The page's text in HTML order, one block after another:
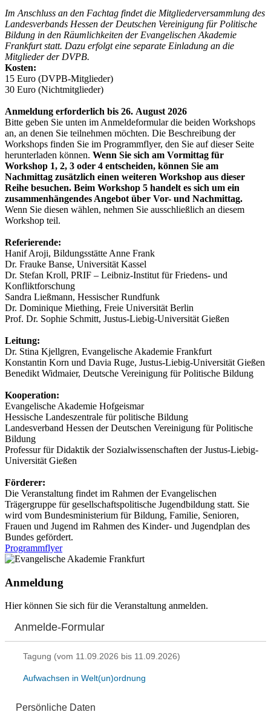
Im Anschluss an den Fachtag findet die Mitgliederversammlung des
Landesverbands Hessen der Deutschen Vereinigung für Politische
Bildung in den Räumlichkeiten der Evangelischen Akademie
Frankfurt statt. Dazu erfolgt eine separate Einladung an die
Mitglieder der DVPB.
Kosten:
15 Euro (DVPB-Mitglieder)
30 Euro (Nichtmitglieder)
Anmeldung erforderlich bis 26. August 2026
Bitte geben Sie unten im Anmeldeformular die beiden Workshops
an, an denen Sie teilnehmen möchten. Die Beschreibung der
Workshops finden Sie im Programmflyer, den Sie auf dieser Seite
herunterladen können. Wenn Sie sich am Vormittag für
Workshop 1, 2, 3 oder 4 entscheiden, können Sie am
Nachmittag zusätzlich einen weiteren Workshop aus dieser
Reihe besuchen. Beim Workshop 5 handelt es sich um ein
zusammenhängendes Angebot über Vor- und Nachmittag.
Wenn Sie diesen wählen, nehmen Sie ausschließlich an diesem
Workshop teil.
Referierende:
Hanif Aroji, Bildungsstätte Anne Frank
Dr. Frauke Banse, Universität Kassel
Dr. Stefan Kroll, PRIF – Leibniz-Institut für Friedens- und
Konfliktforschung
Sandra Ließmann, Hessischer Rundfunk
Dr. Dominique Miething, Freie Universität Berlin
Prof. Dr. Sophie Schmitt, Justus-Liebig-Universität Gießen
Leitung:
Dr. Stina Kjellgren, Evangelische Akademie Frankfurt
Konstantin Korn und Davia Ruge, Justus-Liebig-Universität Gießen
Benedikt Widmaier, Deutsche Vereinigung für Politische Bildung
Kooperation:
Evangelische Akademie Hofgeismar
Hessische Landeszentrale für politische Bildung
Landesverband Hessen der Deutschen Vereinigung für Politische
Bildung
Professur für Didaktik der Sozialwissenschaften der Justus-Liebig-
Universität Gießen
Förderer:
Die Veranstaltung findet im Rahmen der Evangelischen
Trägergruppe für gesellschaftspolitische Jugendbildung statt. Sie
wird vom Bundesministerium für Bildung, Familie, Senioren,
Frauen und Jugend im Rahmen des Kinder- und Jugendplan des
Bundes gefördert.
Programmflyer
Anmeldung
Hier können Sie sich für die Veranstaltung anmelden.